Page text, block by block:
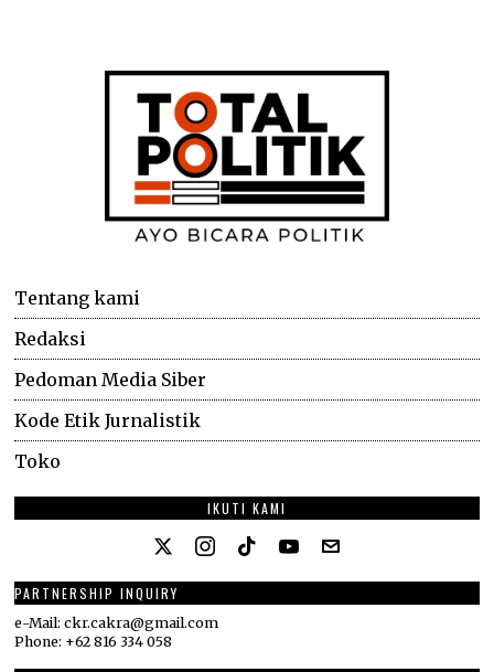
Tentang kami
Redaksi
Pedoman Media Siber
Kode Etik Jurnalistik
Toko
IKUTI KAMI
PARTNERSHIP INQUIRY
e-Mail: ckr.cakra@gmail.com
Phone: +62 816 334 058